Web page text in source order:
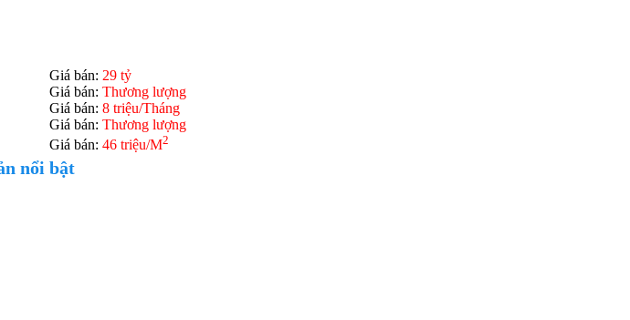
Giá bán: 29 tỷ
Giá bán: Thương lượng
Giá bán: 8 triệu/Tháng
Giá bán: Thương lượng
Giá bán: 46 triệu/M2
nổi bật